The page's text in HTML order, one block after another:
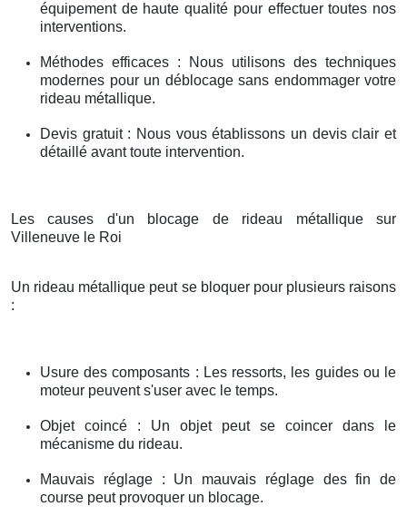
équipement de haute qualité pour effectuer toutes nos
interventions.
Méthodes efficaces : Nous utilisons des techniques
modernes pour un déblocage sans endommager votre
rideau métallique.
Devis gratuit : Nous vous établissons un devis clair et
détaillé avant toute intervention.
Les causes d'un blocage de rideau métallique sur
Villeneuve le Roi
Un rideau métallique peut se bloquer pour plusieurs raisons
:
Usure des composants : Les ressorts, les guides ou le
moteur peuvent s'user avec le temps.
Objet coincé : Un objet peut se coincer dans le
mécanisme du rideau.
Mauvais réglage : Un mauvais réglage des fin de
course peut provoquer un blocage.